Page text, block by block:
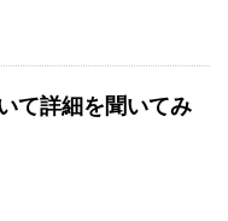
て詳細を聞いてみ